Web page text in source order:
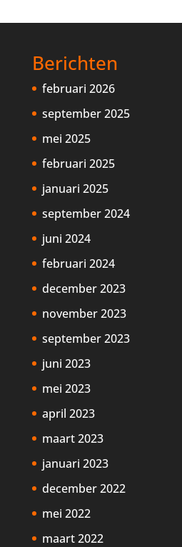
Berichten
februari 2026
september 2025
mei 2025
februari 2025
januari 2025
september 2024
juni 2024
februari 2024
december 2023
november 2023
september 2023
juni 2023
mei 2023
april 2023
maart 2023
januari 2023
december 2022
mei 2022
maart 2022